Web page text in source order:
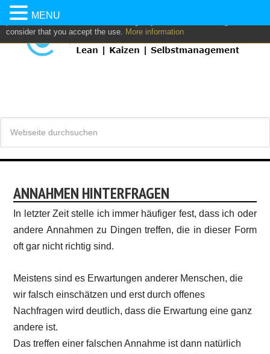
This website uses own and/or third parties cookies to: analyze,
personalize content and/or advertising. If you continue browsing, we
consider that you accept the use. More information
ANNAHMEN HINTERFRAGEN
In letzter Zeit stelle ich immer häufiger fest, dass ich oder
andere Annahmen zu Dingen treffen, die in dieser Form
oft gar nicht richtig sind.
Meistens sind es Erwartungen anderer Menschen, die
wir falsch einschätzen und erst durch offenes
Nachfragen wird deutlich, dass die Erwartung eine ganz
andere ist.
Das treffen einer falschen Annahme ist dann natürlich
MENU